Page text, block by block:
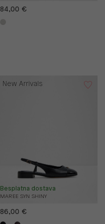
84,00 €
MAREE SYN SHINY
Besplatna dostava
New Arrivals
86,00 €